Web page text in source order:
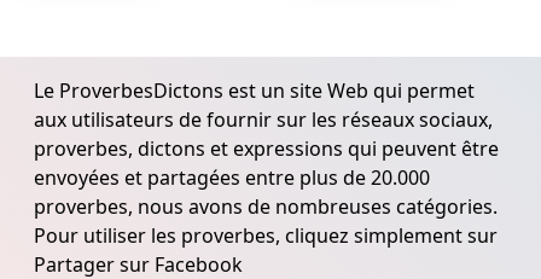
Le ProverbesDictons est un site Web qui permet
aux utilisateurs de fournir sur les réseaux sociaux,
proverbes, dictons et expressions qui peuvent être
envoyées et partagées entre plus de 20.000
proverbes, nous avons de nombreuses catégories.
Pour utiliser les proverbes, cliquez simplement sur
Partager sur Facebook